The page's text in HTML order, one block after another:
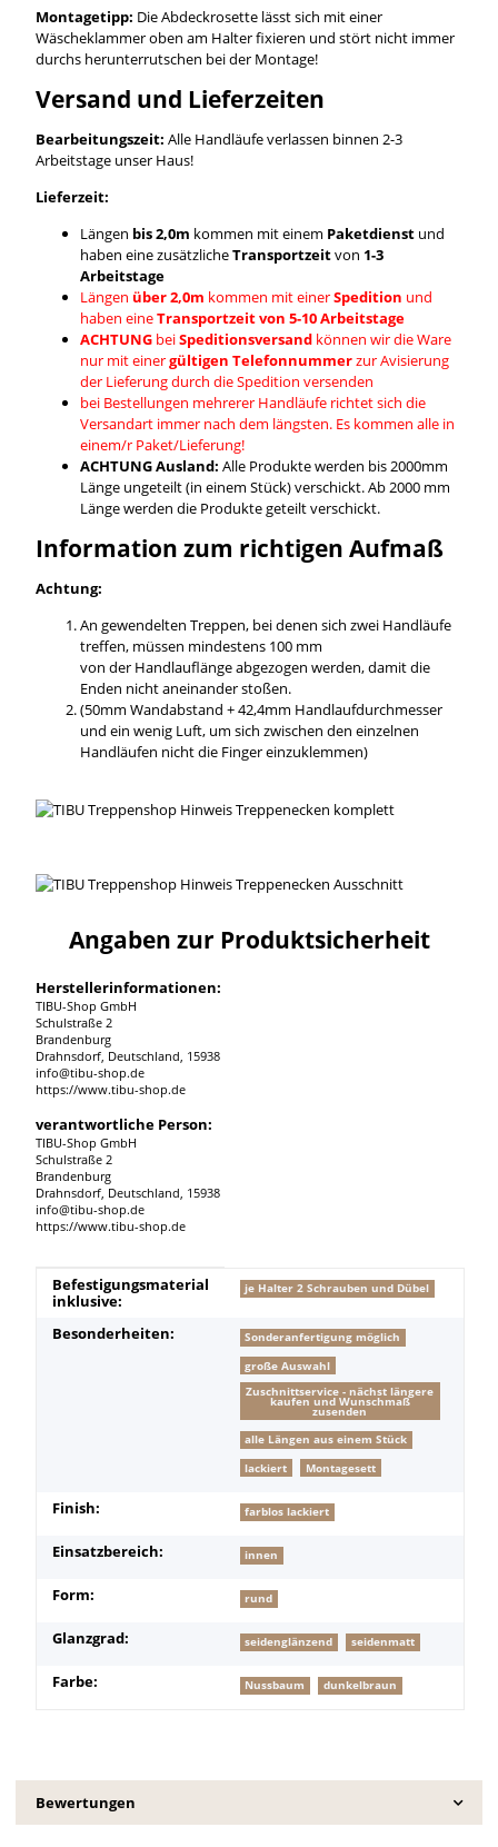
Montagetipp: Die Abdeckrosette lässt sich mit einer
Wäscheklammer oben am Halter fixieren und stört nicht immer
durchs herunterrutschen bei der Montage!
Versand und Lieferzeiten
Bearbeitungszeit: Alle Handläufe verlassen binnen 2-3
Arbeitstage unser Haus!
Lieferzeit:
Längen bis 2,0m kommen mit einem Paketdienstund
haben eine zusätzlicheTransportzeitvon 1-3
Arbeitstage
Längen über 2,0m kommen mit einerSpedition und
haben eineTransportzeit von 5-10 Arbeitstage
ACHTUNGbeiSpeditionsversandkönnen wir die Ware
nur mit einergültigen Telefonnummerzur Avisierung
der Lieferung durch die Spedition versenden
bei Bestellungen mehrerer Handläufe richtet sich die
Versandart immer nach dem längsten. Es kommen alle in
einem/r Paket/Lieferung!
ACHTUNG Ausland: Alle Produkte werden bis 2000mm
Länge ungeteilt (in einem Stück) verschickt. Ab 2000 mm
Länge werden die Produkte geteilt verschickt.
Information zum richtigen Aufmaß
Achtung:
An gewendelten Treppen, bei denen sich zwei Handläufe
treffen, müssen mindestens 100 mm
von der Handlauflänge abgezogen werden, damit die
Enden nicht aneinander stoßen.
(50mm Wandabstand + 42,4mm Handlaufdurchmesser
und ein wenig Luft, um sich zwischen den einzelnen
Handläufen nicht die Finger einzuklemmen)
Angaben zur Produktsicherheit
Herstellerinformationen:
TIBU-Shop GmbH
Schulstraße 2
Brandenburg
Drahnsdorf, Deutschland, 15938
info@tibu-shop.de
https://www.tibu-shop.de
verantwortliche Person:
TIBU-Shop GmbH
Schulstraße 2
Brandenburg
Drahnsdorf, Deutschland, 15938
info@tibu-shop.de
https://www.tibu-shop.de
Produkteigenschaft
Wert
Befestigungsmaterial
inklusive:
je Halter 2 Schrauben und Dübel
Besonderheiten:
Sonderanfertigung möglich
große Auswahl
Zuschnittservice - nächst längere
kaufen und Wunschmaß
zusenden
alle Längen aus einem Stück
lackiert
Montagesett
Finish: farblos lackiert
Einsatzbereich: innen
Form: rund
Glanzgrad: seidenglänzend seidenmatt
Farbe: Nussbaum dunkelbraun
Bewertungen